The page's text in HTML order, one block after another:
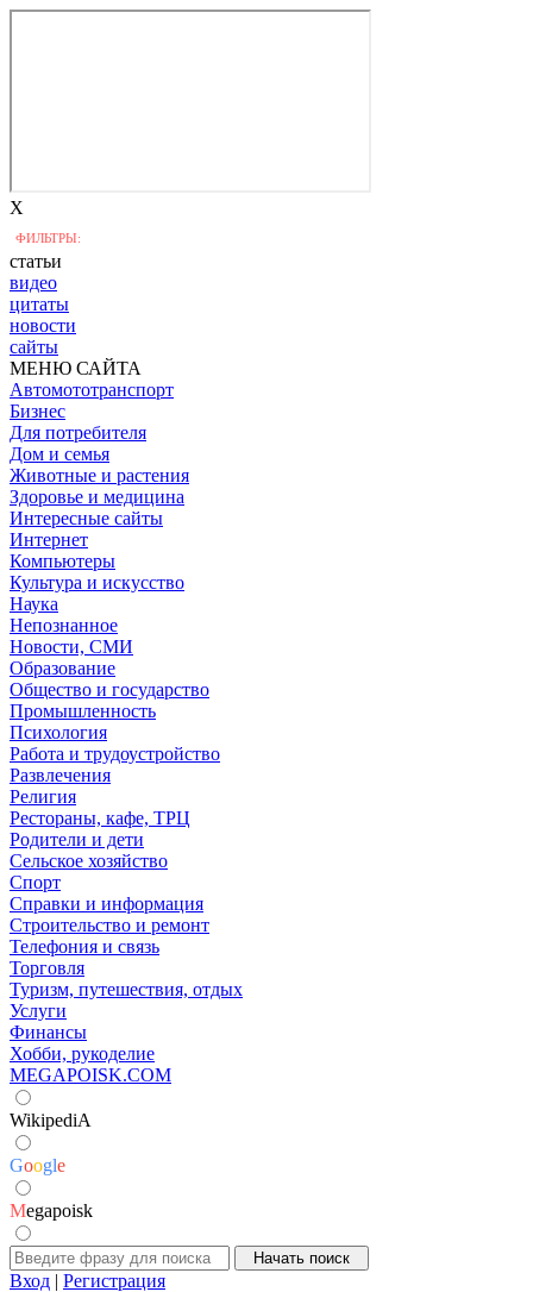
X
ФИЛЬТРЫ:
статьи
видео
цитаты
новости
сайты
МЕНЮ САЙТА
Автомототранспорт
Бизнес
Для потребителя
Дом и семья
Животные и растения
Здоровье и медицина
Интересные сайты
Интернет
Компьютеры
Культура и искусство
Наука
Непознанное
Новости, СМИ
Образование
Общество и государство
Промышленность
Психология
Работа и трудоустройство
Развлечения
Религия
Рестораны, кафе, ТРЦ
Родители и дети
Сельское хозяйство
Спорт
Справки и информация
Строительство и ремонт
Телефония и связь
Торговля
Туризм, путешествия, отдых
Услуги
Финансы
Хобби, рукоделие
MEGAPOISK.COM
WikipediA
Google
Megapoisk
Вход | Регистрация